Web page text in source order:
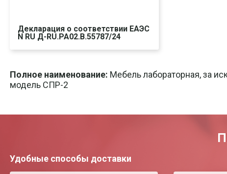
Декларация о соответствии ЕАЭС
N RU Д-RU.PA02.В.55787/24
Полное наименование: Мебель лабораторная, за
модель СПР-2
Удобные способы доставки